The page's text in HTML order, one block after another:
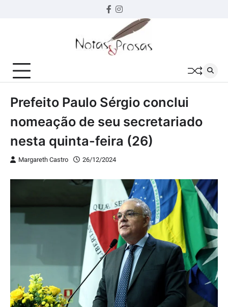
Facebook
instagram
Prefeito Paulo Sérgio conclui
nomeação de seu secretariado
nesta quinta-feira (26)
Margareth Castro 26/12/2024